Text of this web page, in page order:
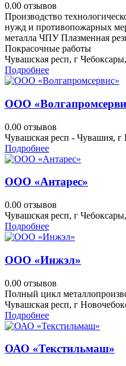
0.00 отзывов
Производство
нужд и противопожарных
металла ЧПУ Плазменная
Покрасочные работы
Чувашская респ, г
Подробнее
ООО
0.00 отзывов
Чувашская респ - Чувашия, г
Подробнее
ООО «Антарес»
0.00 отзывов
Чувашская респ, г
Подробнее
ООО «Инжэл»
0.00 отзывов
Полный цикл
Чувашская респ, г
Подробнее
ОАО «Текстильмаш»